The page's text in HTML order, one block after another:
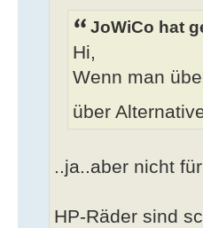
JoWiCo hat
Hi,
Wenn man
über
..ja..aber nicht
HP-Räder sind